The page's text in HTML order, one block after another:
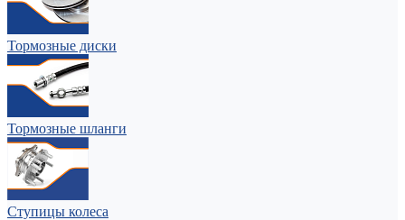
Тормозные диски
Тормозные шланги
Ступицы колеса